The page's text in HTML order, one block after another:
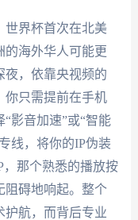
世界杯首次在北美
的海外华人可能更
夜，依靠央视频的
你只需提前在手机
影音加速”或“智能
线，将你的IP伪装
那个熟悉的播放按
阻碍地响起。整个
护航，而背后专业